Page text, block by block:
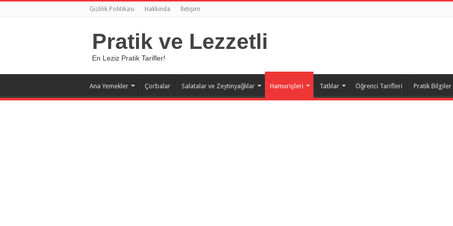
Gizlilik Politikası Hakkında İletişim
Pratik ve Lezzetli
En Leziz Pratik Tarifler!
Ana Yemekler Çorbalar Salatalar ve Zeytinyağlılar Hamurişleri Tatlılar Öğrenci Tarifleri Pratik Bilgiler